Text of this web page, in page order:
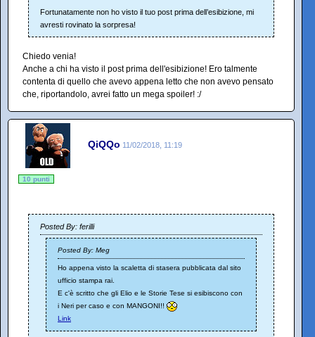
Fortunatamente non ho visto il tuo post prima dell’esibizione, mi
avresti rovinato la sorpresa!
Chiedo venia!
Anche a chi ha visto il post prima dell'esibizione! Ero talmente
contenta di quello che avevo appena letto che non avevo pensato
che, riportandolo, avrei fatto un mega spoiler! :/
QiQQo 11/02/2018, 11:19
10 punti
Posted By: ferilli
Posted By: Meg
Ho appena visto la scaletta di stasera pubblicata dal sito
ufficio stampa rai.
E c'è scritto che gli Elio e le Storie Tese si esibiscono con
i Neri per caso e con MANGONI!!
Link